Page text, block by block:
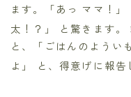
ます。「あっ ママ！」
太！？」
と驚きます
と、「ごはんのようい
よ」
と、得意げに報告